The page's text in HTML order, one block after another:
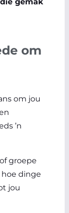
om
om jou
’n
groepe
dinge
jou